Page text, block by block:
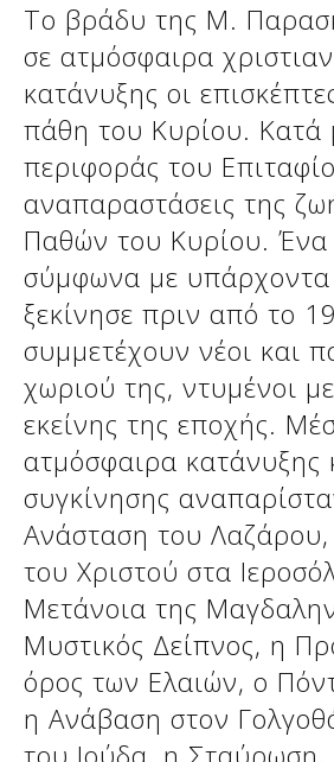
Το βράδυ της Μ.
σε ατμόσφαιρα
κατάνυξης οι
πάθη του Κυρίου. Κατά
περιφοράς του
αναπαραστάσεις της
Παθών του Κυρίου. Ένα
σύμφωνα με υπάρχοντα
ξεκίνησε πριν από το
συμμετέχουν νέοι και
χωριού της, ντυμένοι
εκείνης της εποχής.
ατμόσφαιρα κατάνυξης
συγκίνησης
Ανάσταση του Λαζάρου,
του Χριστού στα
Μετάνοια της
Μυστικός Δείπνος, η
όρος των Ελαιών, ο
η Ανάβαση στον